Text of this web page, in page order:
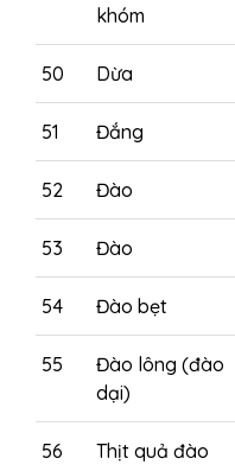
khóm
50 Dừa
51 Đắng
52 Đào
53 Đào
54 Đào bẹt
55
Đào lông (đào
dại)
56 Thịt quả đào